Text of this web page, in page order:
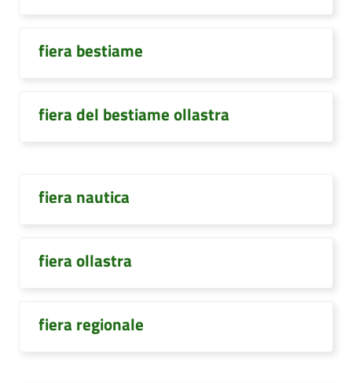
fiera bestiame
fiera del bestiame ollastra
fiera nautica
fiera ollastra
fiera regionale